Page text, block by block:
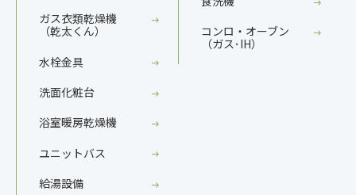
ガス衣類乾燥機
（乾太くん）
水栓金具
洗面化粧台
浴室暖房乾燥機
ユニットバス
給湯設備
コンロ・オーブン
（ガス･IH）